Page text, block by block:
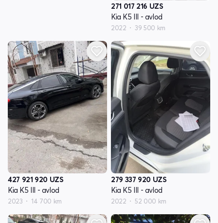
271 017 216 UZS
Kia K5 III - avlod
2022 39 500 km
427 921 920 UZS
Kia K5 III - avlod
2023 14 700 km
279 337 920 UZS
Kia K5 III - avlod
2022 52 000 km